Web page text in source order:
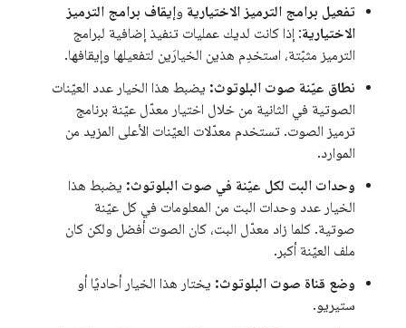
تفعيل برامج الترميز الاختيارية وإيقاف برامج الترميز
الاختيارية: إذا كانت لديك عمليات تنفيذ إضافية لبرامج
الترميز مثبّتة، استخدِم هذين الخيارَين لتفعيلها وإيقافها.
نطاق عيّنة صوت البلوتوث: يضبط هذا الخيار عدد العيّنات
الصوتية في الثانية من خلال اختيار معدّل عيّنة برنامج
ترميز الصوت. تستخدم معدّلات العيّنات الأعلى المزيد من
الموارد.
وحدات البت لكل عيّنة في صوت البلوتوث: يضبط هذا
الخيار عدد وحدات البت من المعلومات في كل عيّنة
صوتية. كلما زاد معدّل البت، كان الصوت أفضل ولكن كان
ملف العيّنة أكبر.
وضع قناة صوت البلوتوث: يختار هذا الخيار أحاديًا أو
ستيريو.